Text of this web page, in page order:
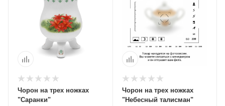
Чорон на трех ножках
"Саранки"
Чорон на трех ножках
"Небесный талисман"